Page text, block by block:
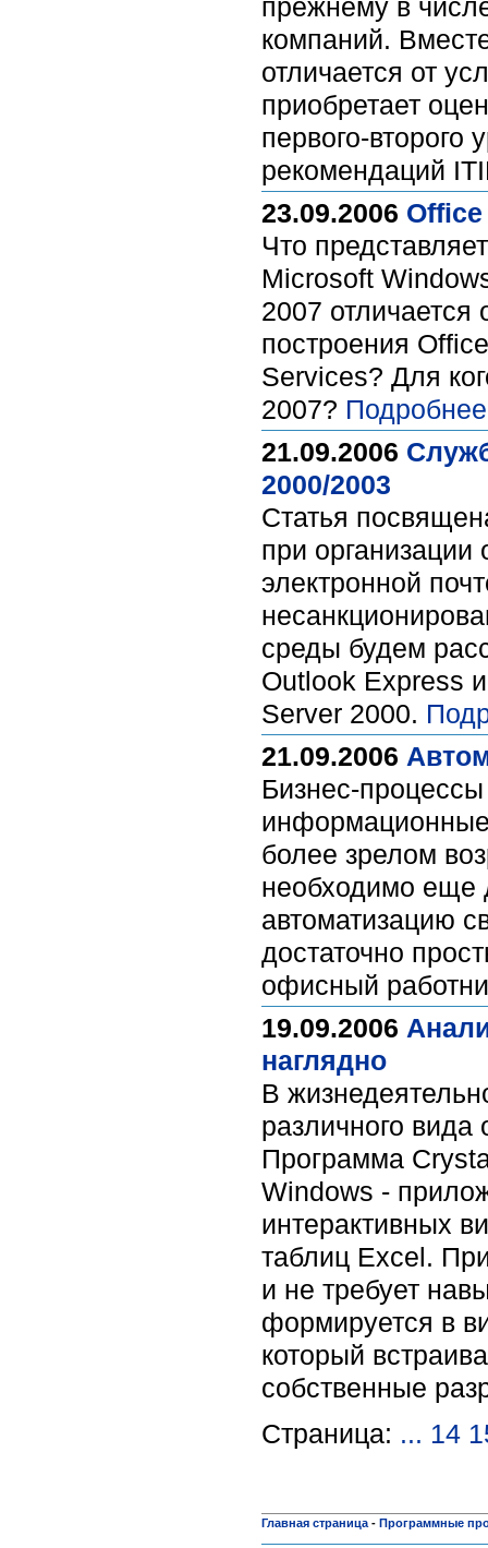
прежнему в
компаний.
отличается от
приобретает
первого-второго
рекомендаций
23.09.2006
Что
Microsoft
2007
построения
Services? Для
2007?
21.09.2006
2000/2003
Статья
при
электронной
среды будем
Outlook Express
Server 2000.
21.09.2006
Бизнес-
более зрелом
необходимо еще
автоматизацию
достаточно
офисный
19.09.2006
наглядно
В
различного
Программа
Windows -
интерактивных
таблиц Excel.
и не требует
формируется в
который
собственные
Страница: ... 14
Главная страница - Программные